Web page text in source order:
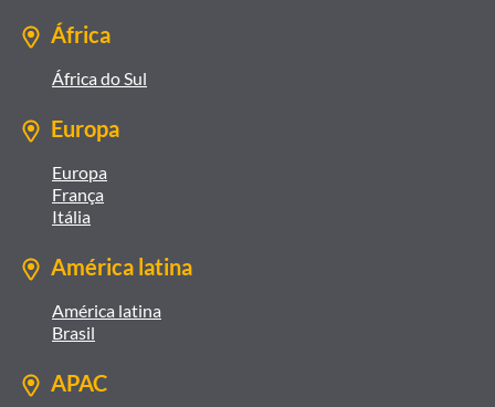
África
África do Sul
Europa
Europa
França
Itália
América latina
América latina
Brasil
APAC